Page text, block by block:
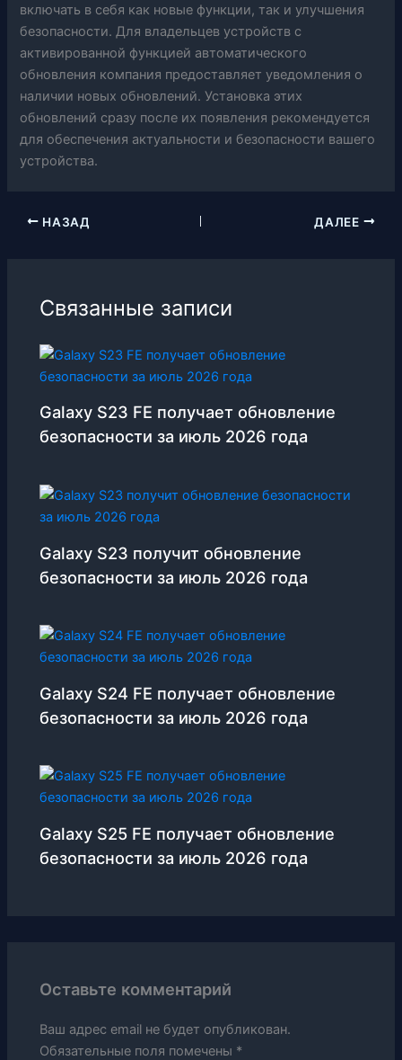
включать в себя как новые функции, так и улучшения
безопасности. Для владельцев устройств с
активированной функцией автоматического
обновления компания предоставляет уведомления о
наличии новых обновлений. Установка этих
обновлений сразу после их появления рекомендуется
для обеспечения актуальности и безопасности вашего
устройства.
НАЗАД ДАЛЕЕ
Связанные записи
Galaxy S23 FE получает обновление
безопасности за июль 2026 года
Galaxy S23 получит обновление
безопасности за июль 2026 года
Galaxy S24 FE получает обновление
безопасности за июль 2026 года
Galaxy S25 FE получает обновление
безопасности за июль 2026 года
Оставьте комментарий
Ваш адрес email не будет опубликован.
Обязательные поля помечены *